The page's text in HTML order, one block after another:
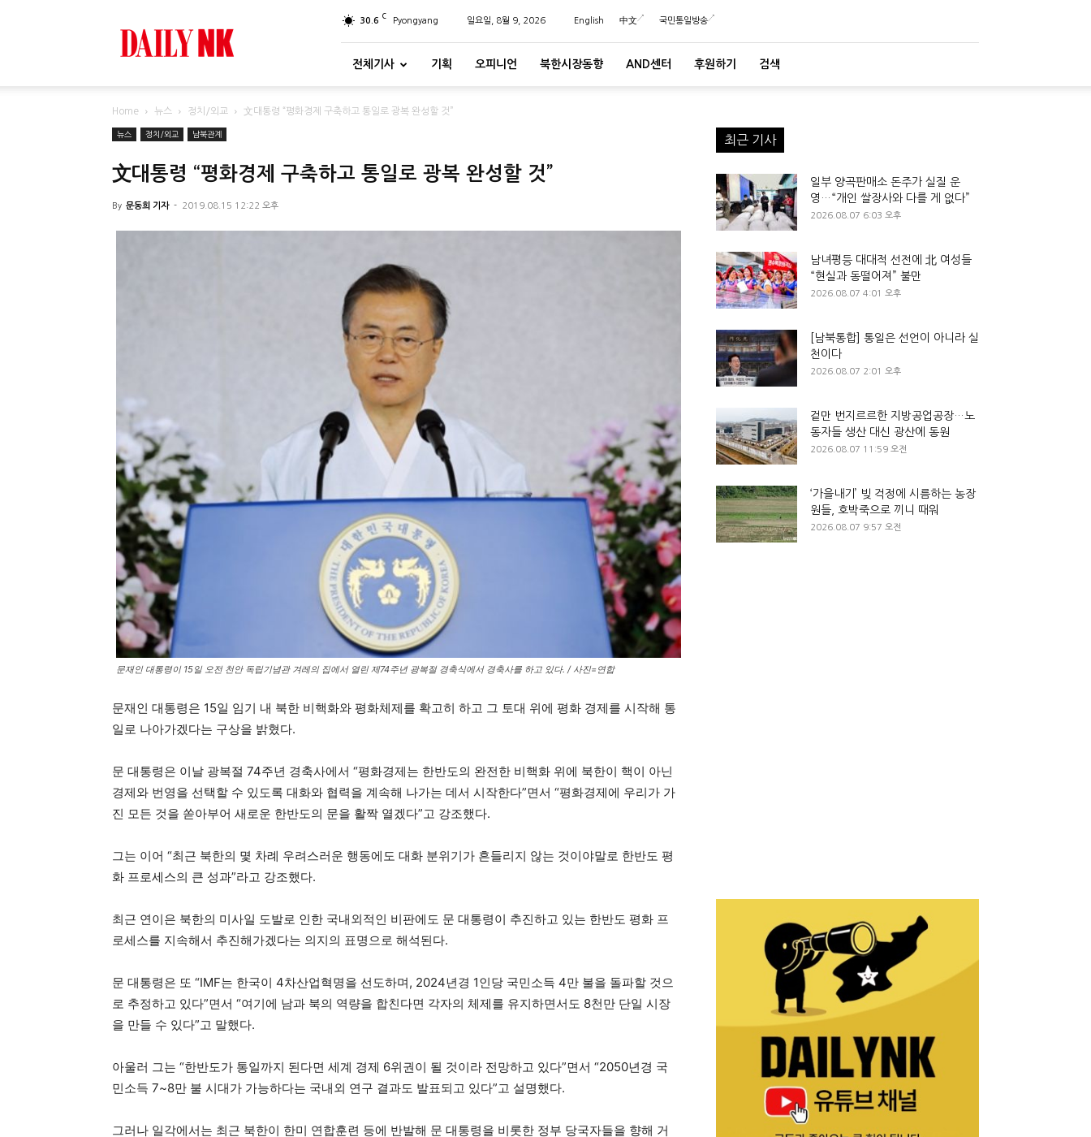
30.6 C Pyongyang 일요일, 8월 9, 2026 English 中文 국민통일방송
전체기사 기획 오피니언 북한시장동향 AND센터 후원하기 검색
Home 뉴스 정치/외교 文대통령 “평화경제 구축하고 통일로 광복 완성할 것”
뉴스 정치/외교 남북관계
文대통령 “평화경제 구축하고 통일로 광복 완성할 것”
By 문동희 기자 - 2019.08.15 12:22 오후
문재인 대통령이 15일 오전 천안 독립기념관 겨레의 집에서 열린 제74주년 광복절 경축식에서 경축사를 하고 있다. / 사진=연합
문재인 대통령은 15일 임기 내 북한 비핵화와 평화체제를 확고히 하고 그 토대 위에 평화 경제를 시작해 통
일로 나아가겠다는 구상을 밝혔다.
문 대통령은 이날 광복절 74주년 경축사에서 “평화경제는 한반도의 완전한 비핵화 위에 북한이 핵이 아닌
경제와 번영을 선택할 수 있도록 대화와 협력을 계속해 나가는 데서 시작한다”면서 “평화경제에 우리가 가
진 모든 것을 쏟아부어 새로운 한반도의 문을 활짝 열겠다”고 강조했다.
그는 이어 “최근 북한의 몇 차례 우려스러운 행동에도 대화 분위기가 흔들리지 않는 것이야말로 한반도 평
화 프로세스의 큰 성과”라고 강조했다.
최근 연이은 북한의 미사일 도발로 인한 국내외적인 비판에도 문 대통령이 추진하고 있는 한반도 평화 프
로세스를 지속해서 추진해가겠다는 의지의 표명으로 해석된다.
문 대통령은 또 “IMF는 한국이 4차산업혁명을 선도하며, 2024년경 1인당 국민소득 4만 불을 돌파할 것으
로 추정하고 있다”면서 “여기에 남과 북의 역량을 합친다면 각자의 체제를 유지하면서도 8천만 단일 시장
을 만들 수 있다”고 말했다.
아울러 그는 “한반도가 통일까지 된다면 세계 경제 6위권이 될 것이라 전망하고 있다”면서 “2050년경 국
민소득 7~8만 불 시대가 가능하다는 국내외 연구 결과도 발표되고 있다”고 설명했다.
그러나 일각에서는 최근 북한이 한미 연합훈련 등에 반발해 문 대통령을 비롯한 정부 당국자들을 향해 거
최근 기사
일부 양곡판매소 돈주가 실질 운
영…“개인 쌀장사와 다를 게 없다”
2026.08.07 6:03 오후
남녀평등 대대적 선전에 北 여성들
“현실과 동떨어져” 불만
2026.08.07 4:01 오후
[남북통합] 통일은 선언이 아니라 실
천이다
2026.08.07 2:01 오후
겉만 번지르르한 지방공업공장…노
동자들 생산 대신 광산에 동원
2026.08.07 11:59 오전
‘가을내기’ 빚 걱정에 시름하는 농장
원들, 호박죽으로 끼니 때워
2026.08.07 9:57 오전